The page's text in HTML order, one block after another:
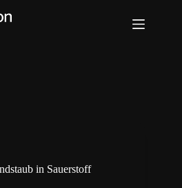
in Sauerstoff